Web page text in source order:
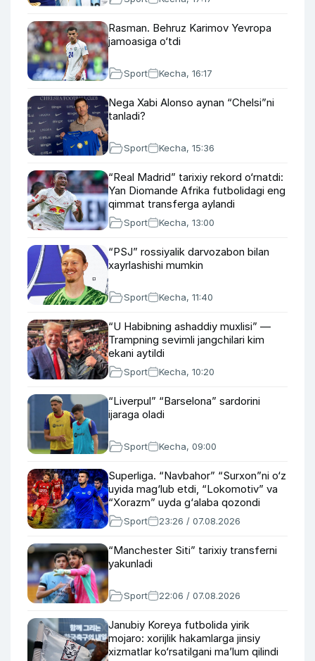
Rasman. Behruz Karimov Yevropa
jamoasiga o‘tdi
Sport Kecha, 16:17
Nega Xabi Alonso aynan “Chelsi”ni
tanladi?
Sport Kecha, 15:36
“Real Madrid” tarixiy rekord o‘rnatdi:
Yan Diomande Afrika futbolidagi eng
qimmat transferga aylandi
Sport Kecha, 13:00
“PSJ” rossiyalik darvozabon bilan
xayrlashishi mumkin
Sport Kecha, 11:40
“U Habibning ashaddiy muxlisi” —
Trampning sevimli jangchilari kim
ekani aytildi
Sport Kecha, 10:20
“Liverpul” “Barselona” sardorini
ijaraga oladi
Sport Kecha, 09:00
Superliga. “Navbahor” “Surxon”ni o‘z
uyida mag‘lub etdi, “Lokomotiv” va
“Xorazm” uyda g‘alaba qozondi
Sport 23:26 / 07.08.2026
“Manchester Siti” tarixiy transferni
yakunladi
Sport 22:06 / 07.08.2026
Janubiy Koreya futbolida yirik
mojaro: xorijlik hakamlarga jinsiy
xizmatlar ko‘rsatilgani ma’lum qilindi